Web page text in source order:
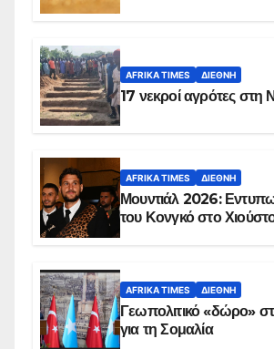
AFRIKA TIMES ΔΙΕΘΝΉ
17 νεκροί αγρότες στη
AFRIKA TIMES ΔΙΕΘΝΉ
Μουντιάλ 2026:
του Κονγκό στο
AFRIKA TIMES ΔΙΕΘΝΉ
Γεωπολιτικό «δώρο»
για τη Σομαλία